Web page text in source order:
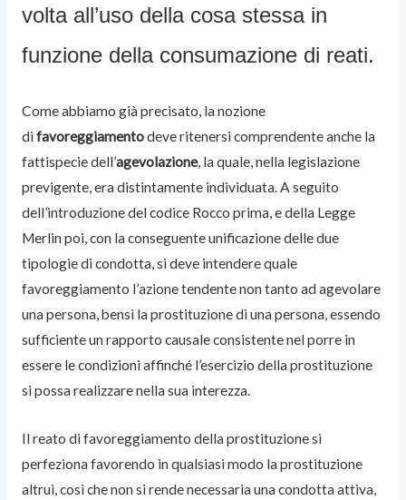
volta all’uso della cosa stessa in
funzione della consumazione di reati.
Come abbiamo già precisato, la nozione
difavoreggiamentodeve ritenersi comprendente anche la
fattispecie dell’agevolazione, la quale, nella legislazione
previgente, era distintamente individuata. A seguito
dell’introduzione del codice Rocco prima, e della Legge
Merlin poi, con la conseguente unificazione delle due
tipologie di condotta, si deve intendere quale
favoreggiamento l’azione tendente non tanto ad agevolare
una persona, bensì la prostituzione di una persona, essendo
sufficiente un rapporto causale consistente nel porre in
essere le condizioni affinché l’esercizio della prostituzione
si possa realizzare nella sua interezza.
Il reato di favoreggiamento della prostituzione si
perfeziona favorendo in qualsiasi modo la prostituzione
altrui, così che non si rende necessaria una condotta attiva,